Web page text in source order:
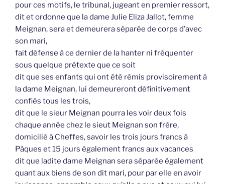
pour ces motifs, le tribunal, jugeant en premier ressort,
dit et ordonne que la dame Julie Eliza Jallot, femme
Meignan, sera et demeurera séparée de corps d’avec
son mari,
fait défense à ce dernier de la hanter ni fréquenter
sous quelque prétexte que ce soit
dit que ses enfants qui ont été rémis provisoirement à
la dame Meignan, lui demeureront définitivement
confiés tous les trois,
dit que le sieur Meignan pourra les voir deux fois
chaque année chez le sieut Meignan son frère,
domicilié à Cheffes, savoir les trois jours francs à
Pâques et 15 jours également francs aux vacances
dit que ladite dame Meignan sera séparée également
quant aux biens de son dit mari, pour par elle en avoir